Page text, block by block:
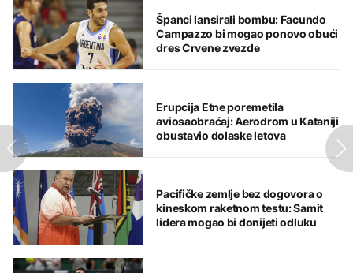
Španci lansirali bombu: Facundo
Campazzo bi mogao ponovo obući
dres Crvene zvezde
Erupcija Etne poremetila
aviosaobraćaj: Aerodrom u Kataniji
obustavio dolaske letova
Pacifičke zemlje bez dogovora o
kineskom raketnom testu: Samit
lidera mogao bi donijeti odluku